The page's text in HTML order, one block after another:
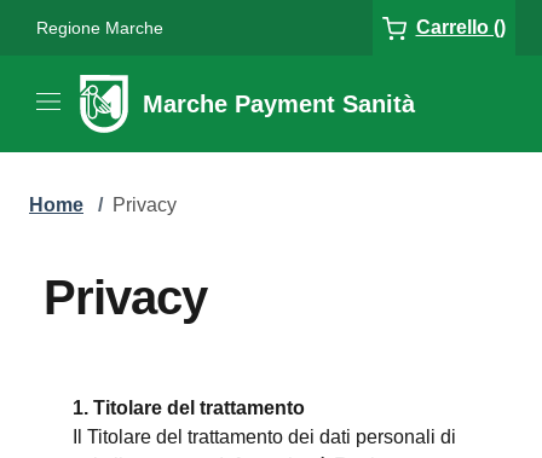
Regione Marche Carrello ()
Marche Payment Sanità
Home / Privacy
Privacy
1. Titolare del trattamento
Il Titolare del trattamento dei dati personali di